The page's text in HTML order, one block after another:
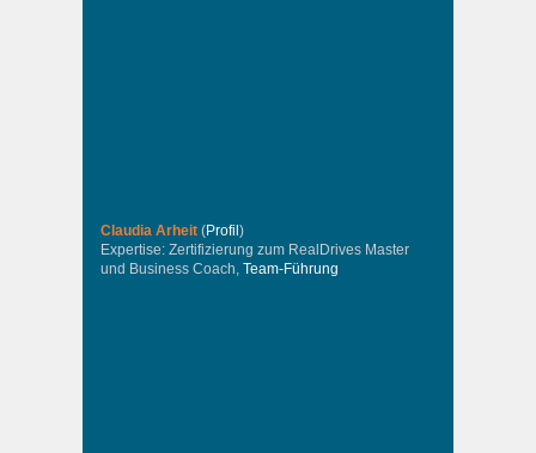
Claudia Arheit (Profil )
Expertise: Zertifizierung zum RealDrives Master
und Business Coach, Team-Führung